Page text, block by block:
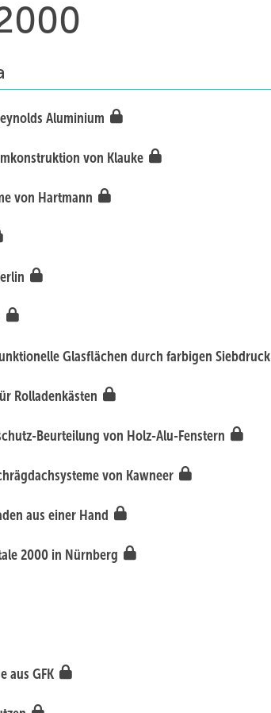
Aluminium
von Klauke
von Hartmann
Glasflächen durch farbigen Siebdruck
Rolladenkästen
Beurteilung von Holz-Alu-Fenstern
von Kawneer
aus einer Hand
2000 in Nürnberg
aus GFK